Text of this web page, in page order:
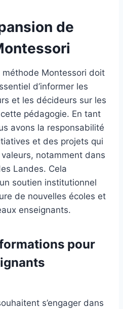
de
Montessori doit
d’informer les
et les décideurs sur les
pédagogie. En tant
avons la responsabilité
et des projets qui
notamment dans
Landes. Cela
soutien institutionnel
de nouvelles écoles et
enseignants.
pour
s’engager dans